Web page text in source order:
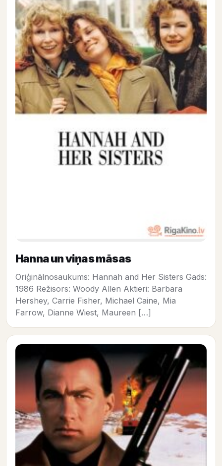
Hanna un viņas māsas
Oriģinālnosaukums: Hannah and Her Sisters Gads:
1986 Režisors: Woody Allen Aktieri: Barbara
Hershey, Carrie Fisher, Michael Caine, Mia
Farrow, Dianne Wiest, Maureen […]